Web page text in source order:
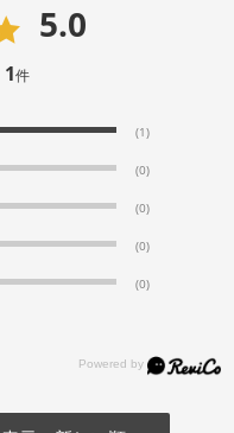
5.0
1件
(1)
(0)
(0)
(0)
(0)